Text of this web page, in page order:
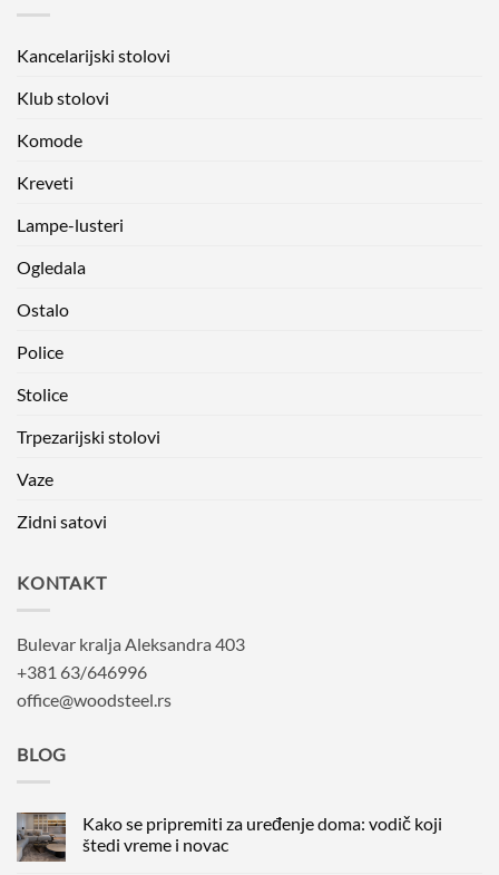
Kancelarijski stolovi
Klub stolovi
Komode
Kreveti
Lampe-lusteri
Ogledala
Ostalo
Police
Stolice
Trpezarijski stolovi
Vaze
Zidni satovi
KONTAKT
Bulevar kralja Aleksandra 403
+381 63/646996
office@woodsteel.rs
BLOG
Kako se pripremiti za uređenje doma: vodič koji
štedi vreme i novac